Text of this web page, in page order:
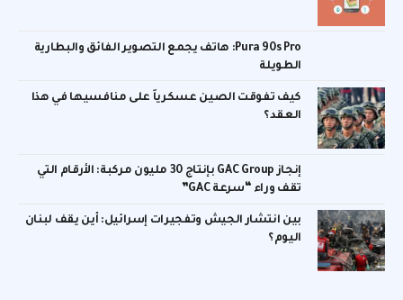
Pura 90s Pro: هاتف يجمع التصوير الفائق والبطارية
الطويلة
كيف تفوقت الصين عسكرياً على منافسيها في هذا
العقد؟
إنجاز GAC Group بإنتاج 30 مليون مركبة: الأرقام التي
تقف وراء “سرعة GAC”
بين انتشار الجيش وتفجيرات إسرائيل: أين يقف لبنان
اليوم؟